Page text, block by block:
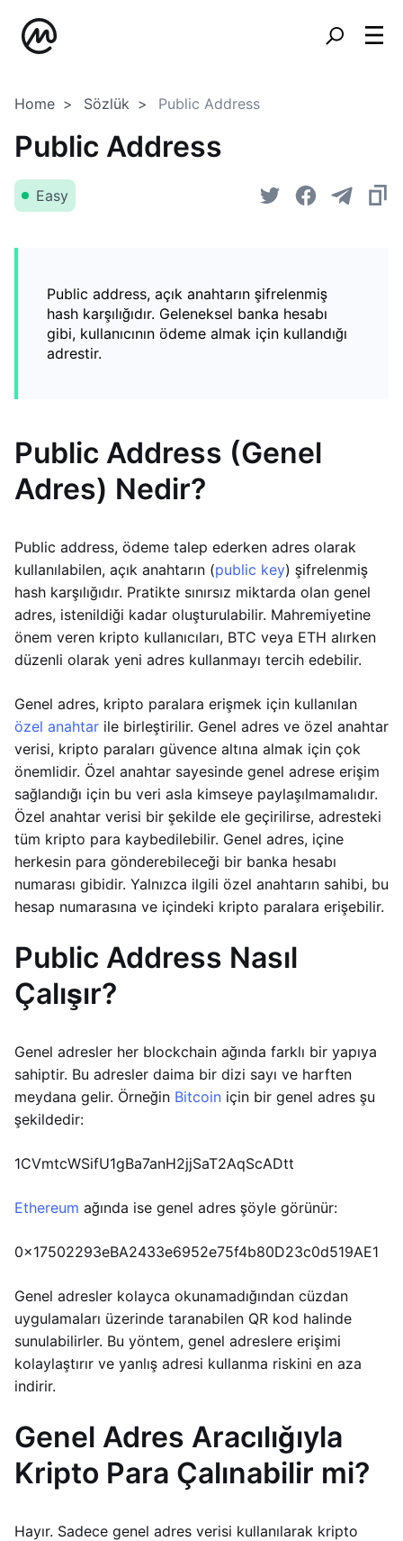
Home Sözlük Public Address
Public Address
Easy
Public address, açık anahtarın şifrelenmiş
hash karşılığıdır. Geleneksel banka hesabı
gibi, kullanıcının ödeme almak için kullandığı
adrestir.
Public Address (Genel
Adres) Nedir?
Public address, ödeme talep ederken adres olarak
kullanılabilen, açık anahtarın (public key) şifrelenmiş
hash karşılığıdır. Pratikte sınırsız miktarda olan genel
adres, istenildiği kadar oluşturulabilir. Mahremiyetine
önem veren kripto kullanıcıları, BTC veya ETH alırken
düzenli olarak yeni adres kullanmayı tercih edebilir.
Genel adres, kripto paralara erişmek için kullanılan
özel anahtar ile birleştirilir. Genel adres ve özel anahtar
verisi, kripto paraları güvence altına almak için çok
önemlidir. Özel anahtar sayesinde genel adrese erişim
sağlandığı için bu veri asla kimseye paylaşılmamalıdır.
Özel anahtar verisi bir şekilde ele geçirilirse, adresteki
tüm kripto para kaybedilebilir. Genel adres, içine
herkesin para gönderebileceği bir banka hesabı
numarası gibidir. Yalnızca ilgili özel anahtarın sahibi, bu
hesap numarasına ve içindeki kripto paralara erişebilir.
Public Address Nasıl
Çalışır?
Genel adresler her blockchain ağında farklı bir yapıya
sahiptir. Bu adresler daima bir dizi sayı ve harften
meydana gelir. Örneğin Bitcoin için bir genel adres şu
şekildedir:
1CVmtcWSifU1gBa7anH2jjSaT2AqScADtt
Ethereum ağında ise genel adres şöyle görünür:
0x17502293eBA2433e6952e75f4b80D23c0d519AE1
Genel adresler kolayca okunamadığından cüzdan
uygulamaları üzerinde taranabilen QR kod halinde
sunulabilirler. Bu yöntem, genel adreslere erişimi
kolaylaştırır ve yanlış adresi kullanma riskini en aza
indirir.
Genel Adres Aracılığıyla
Kripto Para Çalınabilir mi?
Hayır. Sadece genel adres verisi kullanılarak kripto